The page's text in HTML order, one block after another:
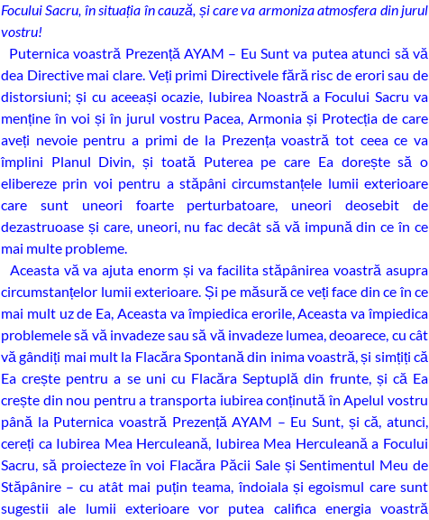
Focului Sacru, în situația în cauză, și care va armoniza atmosfera din jurul
vostru!
Puternica voastră Prezență AYAM – Eu Sunt va putea atunci să vă
dea Directive mai clare. Veți primi Directivele fără risc de erori sau de
distorsiuni; și cu aceeași ocazie, Iubirea Noastră a Focului Sacru va
menține în voi și în jurul vostru Pacea, Armonia și Protecția de care
aveți nevoie pentru a primi de la Prezența voastră tot ceea ce va
împlini Planul Divin, și toată Puterea pe care Ea dorește să o
elibereze prin voi pentru a stăpâni circumstanțele lumii exterioare
care sunt uneori foarte perturbatoare, uneori deosebit de
dezastruoase și care, uneori, nu fac decât să vă impună din ce în ce
mai multe probleme.
Aceasta vă va ajuta enorm și va facilita stăpânirea voastră asupra
circumstanțelor lumii exterioare. Și pe măsură ce veți face din ce în ce
mai mult uz de Ea, Aceasta va împiedica erorile, Aceasta va împiedica
problemele să vă invadeze sau să vă invadeze lumea, deoarece, cu cât
vă gândiți mai mult la Flacăra Spontană din inima voastră, și simțiți că
Ea crește pentru a se uni cu Flacăra Septuplă din frunte, și că Ea
crește din nou pentru a transporta iubirea conținută în Apelul vostru
până la Puternica voastră Prezență AYAM – Eu Sunt, și că, atunci,
cereți ca Iubirea Mea Herculeană, Iubirea Mea Herculeană a Focului
Sacru, să proiecteze în voi Flacăra Păcii Sale și Sentimentul Meu de
Stăpânire – cu atât mai puțin teama, îndoiala și egoismul care sunt
sugestii ale lumii exterioare vor putea califica energia voastră